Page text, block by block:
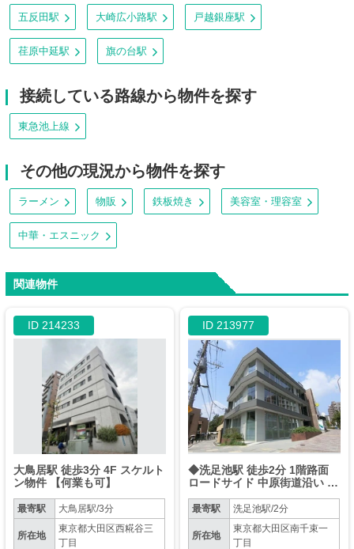
五反田駅 大崎広小路駅 戸越銀座駅
荏原中延駅 旗の台駅
接続している路線から物件を探す
東急池上線
その他の現況から物件を探す
ラーメン 物販 鉄板焼き 美容室・理容室
中華・エスニック
関連物件
ID 214233
大鳥居駅 徒歩3分 4F スケルト
ン物件 【何業も可】
最寄駅 大鳥居駅/3分
所在地
東京都大田区西糀谷三
丁目
ID 213977
◆洗足池駅 徒歩2分 1階路面
ロードサイド 中原街道沿い 築
談】◆
最寄駅 洗足池駅/2分
所在地
東京都大田区南千束一
丁目